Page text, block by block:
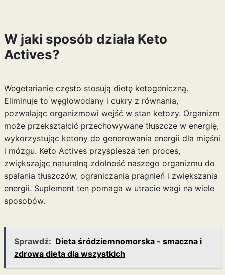
W jaki sposób działa Keto
Actives?
Wegetarianie często stosują dietę ketogeniczną.
Eliminuje to węglowodany i cukry z równania,
pozwalając organizmowi wejść w stan ketozy. Organizm
może przekształcić przechowywane tłuszcze w energię,
wykorzystując ketony do generowania energii dla mięśni
i mózgu. Keto Actives przyspiesza ten proces,
zwiększając naturalną zdolność naszego organizmu do
spalania tłuszczów, ograniczania pragnień i zwiększania
energii. Suplement ten pomaga w utracie wagi na wiele
sposobów.
Sprawdź: Dieta śródziemnomorska - smaczna i
zdrowa dieta dla wszystkich